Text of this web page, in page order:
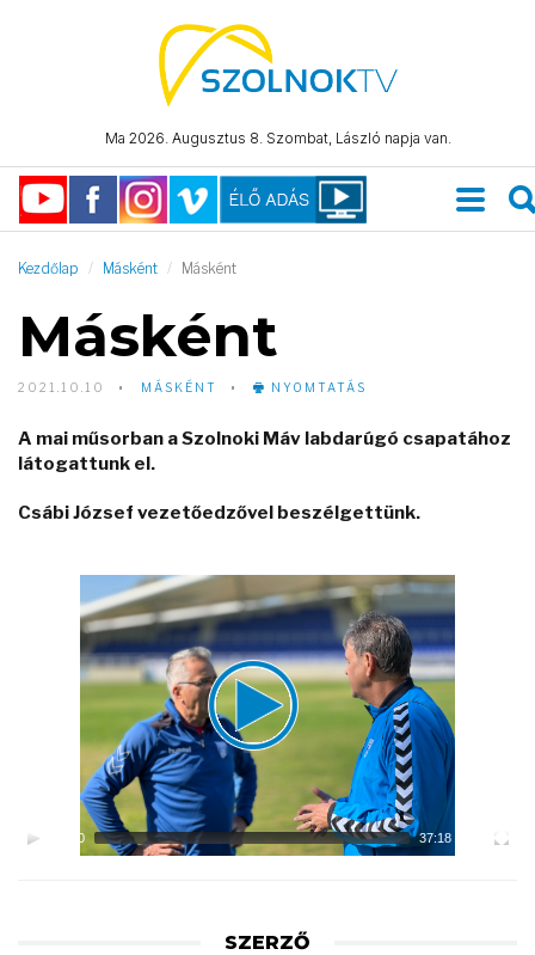
Ma 2026. Augusztus 8. Szombat, László napja van.
Kezdőlap Másként Másként
Másként
2021.10.10 MÁSKÉNT NYOMTATÁS
A mai műsorban a Szolnoki Máv labdarúgó csapatához
látogattunk el.
Csábi József vezetőedzővel beszélgettünk.
00:00 37:18
SZERZŐ